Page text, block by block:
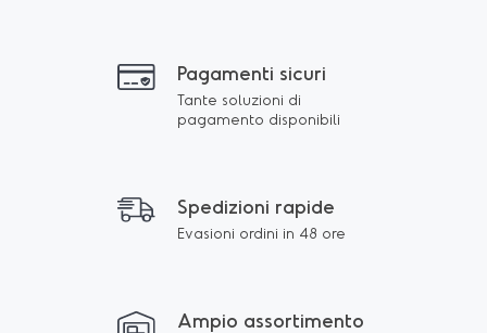
Pagamenti sicuri
Tante soluzioni di
pagamento disponibili
Spedizioni rapide
Evasioni ordini in 48 ore
Ampio assortimento